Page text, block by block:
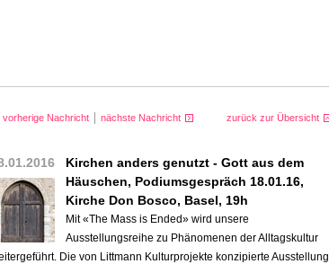
vorherige Nachricht nächste Nachricht zurück zur Übersicht
Kirchen anders genutzt - Gott aus dem
Häuschen, Podiumsgespräch 18.01.16,
Kirche Don Bosco, Basel, 19h
Mit «The Mass is Ended» wird unsere
Ausstellungsreihe zu Phänomenen der Alltagskultur
Die von Littmann Kulturprojekte konzipierte Ausstellung